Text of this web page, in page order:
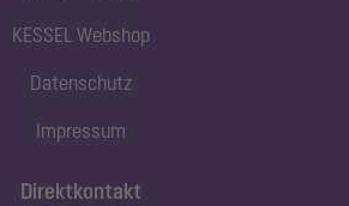
Direktkontakt
KESSEL Webshop
Datenschutz
Impressum